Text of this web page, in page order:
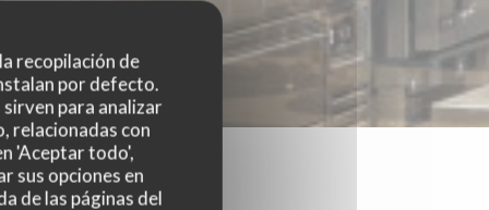
recopilación de
por defecto.
para analizar
relacionadas con
'Aceptar todo',
sus opciones en
de las páginas del